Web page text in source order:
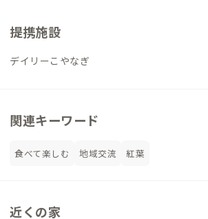
提携施設
デイリーこやなぎ
関連キーワード
食べて楽しむ 地域交流 紅葉
近くの家